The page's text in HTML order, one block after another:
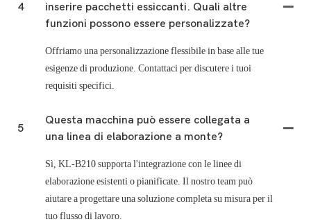
4
inserire pacchetti essiccanti. Quali altre
funzioni possono essere personalizzate?
Offriamo una personalizzazione flessibile in base alle tue
esigenze di produzione. Contattaci per discutere i tuoi
requisiti specifici.
5
Questa macchina può essere collegata a
una linea di elaborazione a monte?
Sì, KL-B210 supporta l'integrazione con le linee di
elaborazione esistenti o pianificate. Il nostro team può
aiutare a progettare una soluzione completa su misura per il
tuo flusso di lavoro.